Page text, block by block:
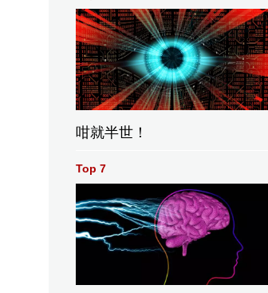
咁就半世！
Top 7